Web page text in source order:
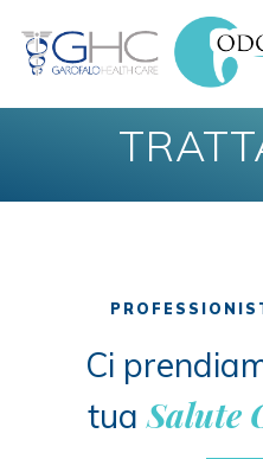
Ci
tua Salute